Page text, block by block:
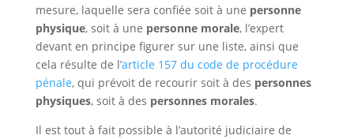
mesure, laquelle sera confiée soit à une personne
physique, soit à une personne morale, l’expert
devant en principe figurer sur une liste, ainsi que
cela résulte de l’article 157 du code de procédure
pénale, qui prévoit de recourir soit à des personnes
physiques, soit à des personnes morales.
Il est tout à fait possible à l’autorité judiciaire de